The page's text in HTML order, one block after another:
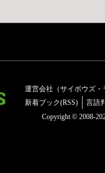
運営会社（サイボウズ・
新着ブック(RSS)
言語
Copyright © 2008-